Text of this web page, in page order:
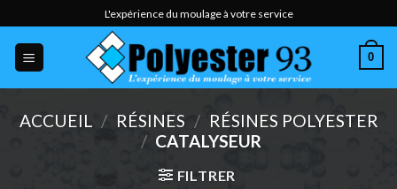
to
content
L'expérience du moulage à votre service
0
ACCUEIL / RÉSINES / RÉSINES POLYESTER
/ CATALYSEUR
FILTRER